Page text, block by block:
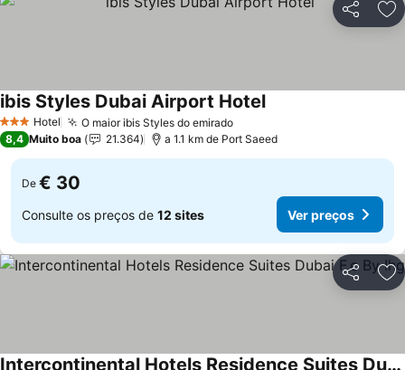
Partilhar
3 EstrelasHotel O maior ibis Styles do emirado
ibis Styles Dubai Airport Hotel
8,4 Muito boa 21.364 a 1.1 km de Port Saeed
De € 30
Consulte os preços de 12 sites Ver preços
Partilhar
Intercontinental Hotels Residence Suites Dubai F.c By Ihg